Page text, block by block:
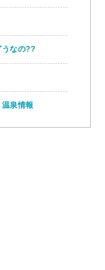
うなの??
泉情報